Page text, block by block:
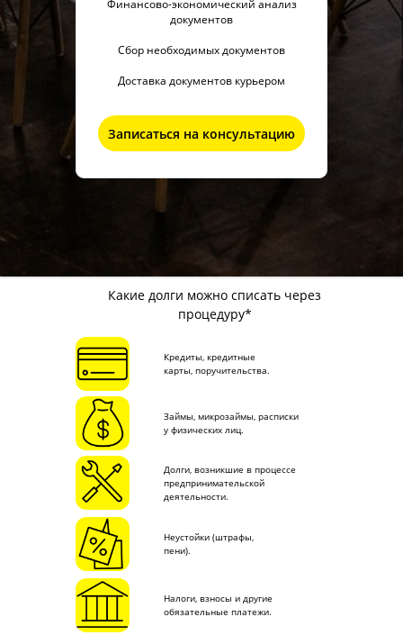
Финансово-экономический анализ
документов
Сбор необходимых документов
Доставка документов курьером
Записаться на консультацию
Какие долги можно списать через
процедуру*
Займы, микрозаймы, расписки
у физических лиц.
Кредиты, кредитные
карты, поручительства.
Налоги, взносы и другие
обязательные платежи.
Неустойки (штрафы,
пени).
Долги, возникшие в процессе
предпринимательской
деятельности.